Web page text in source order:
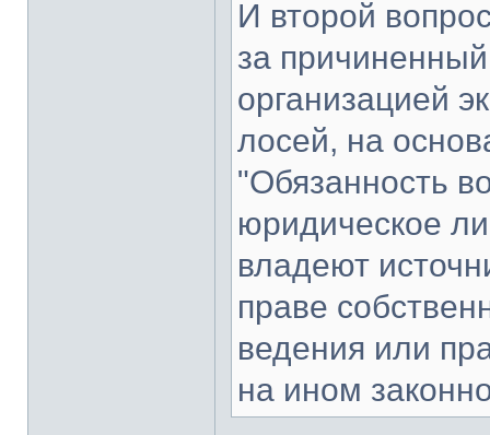
И второй
за
организацией
лосей, на
"Обязанность
юридическое
владеют
праве
ведения или
на ином